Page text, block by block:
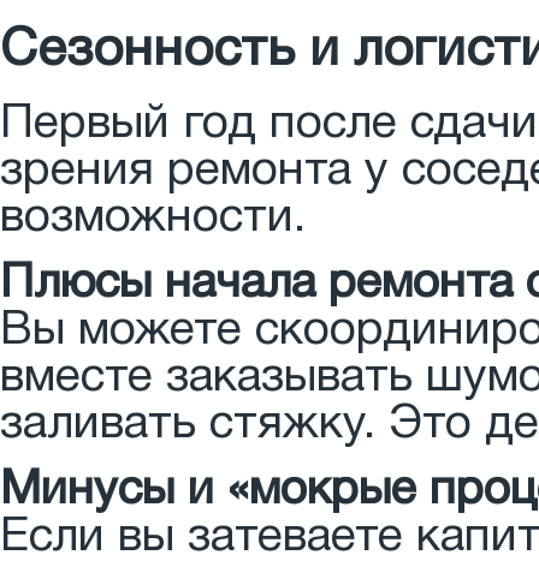
Сезонность и
Первый год после
зрения ремонта у
возможности.
Плюсы начала ремонта
Вы можете
вместе заказывать
заливать стяжку. Это
Минусы и «мокрые
Если вы затеваете